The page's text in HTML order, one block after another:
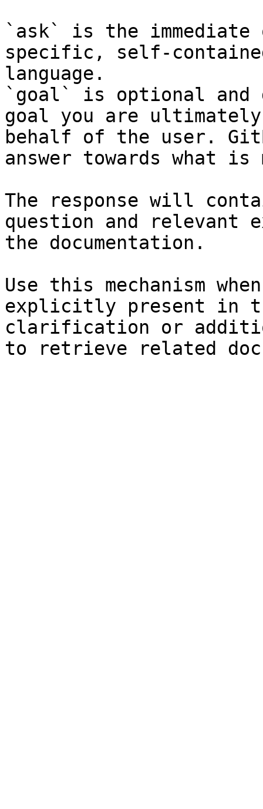
`ask` is the
specific, self-
language.
`goal` is optional and
goal you are
behalf of the user.
answer towards what
The response will
question and relevant
the documentation.
Use this mechanism
explicitly present in
clarification or